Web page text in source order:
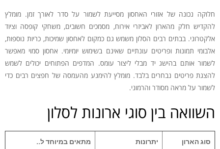
חלוקה נכונה של אזורי האחסון מסייעת לשמור על סדר לאורך זמן. מומלץ
להקדיש חלק מהארון לאביזרי אירוח, מסמכים חשובים, משחקי קופסה וציוד
אלקטרוני. בבתים רבים הסלון משמש גם כמקום לאחסון שמיכות, כריות נוספות,
אלבומי תמונות ופריטים עונתיים שאינם בשימוש יומיומי. אחסון סמוי מאפשר
לשמור אותם בהישג יד מבלי ליצור עומס. המדפים הפתוחים יכולים לשמש
להצגת פריטים נבחרים בלבד. מומלץ להימנע מהעמסה של חפצים רבים כדי
לשמור על מראה מסודר והרמוני.
השוואה בין סוגי ארונות לסלון
סוג הארון יתרונות מתאים במיוחד ל..